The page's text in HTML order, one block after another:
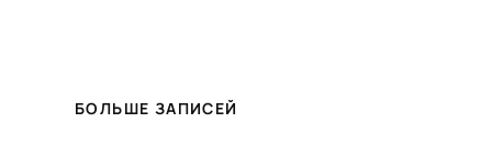
БОЛЬШЕ ЗАПИСЕЙ